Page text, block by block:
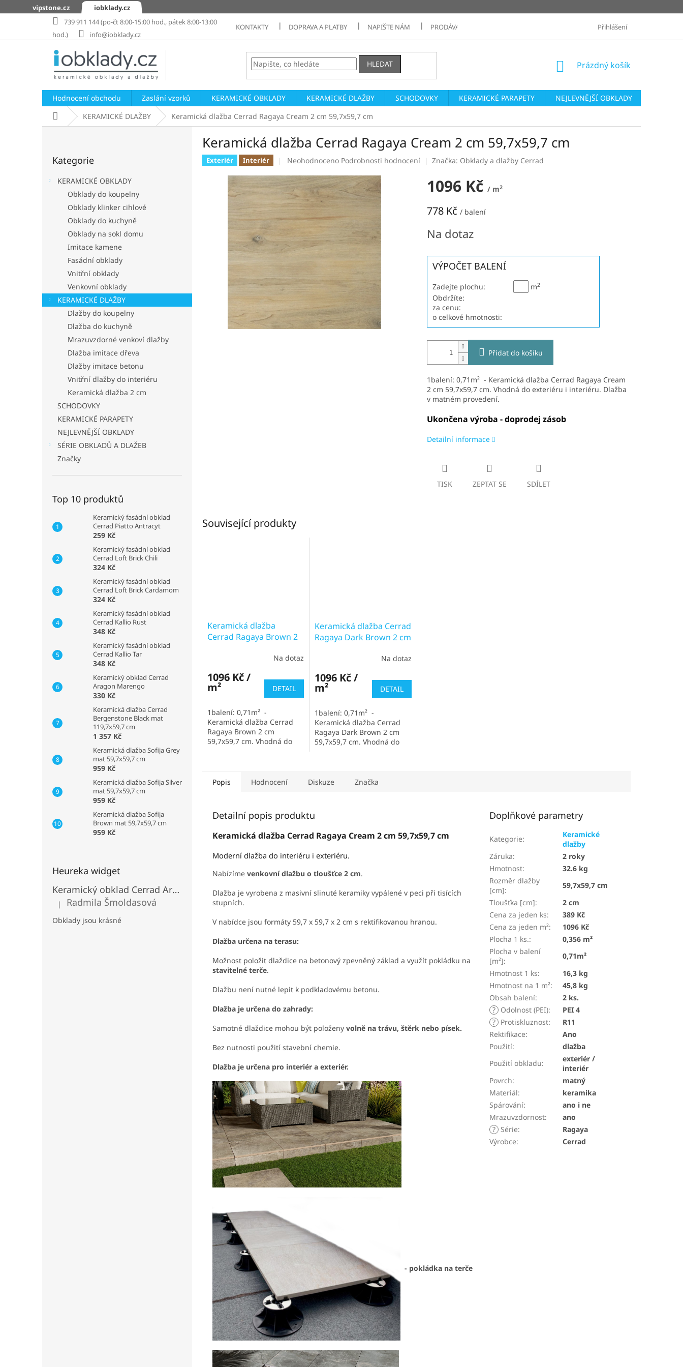
na
vipstone.cz
iobklady.cz
739 911 144 (po-čt 8:00-15:00 hod., pátek 8:00-13:00
hod.)
info@iobklady.cz
KONTAKTY DOPRAVA A PLATBY NAPIŠTE NÁM PRODÁVANÉ ZNAČKY ZASLÁNÍ VZORKŮ
Přihlášení
HLEDAT
NÁKUPNÍ
Prázdný košík
Hodnocení obchodu Zaslání vzorků KERAMICKÉ OBKLADY KERAMICKÉ DLAŽBY SCHODOVKY KERAMICKÉ PARAPETY NEJLEVNĚJŠÍ OBKLADY
Domů KERAMICKÉ DLAŽBY Keramická dlažba Cerrad Ragaya Cream 2 cm 59,7x59,7 cm
kategorie
Kategorie
KERAMICKÉ OBKLADY
Obklady do koupelny
Obklady klinker cihlové
Obklady do kuchyně
Obklady na sokl domu
Imitace kamene
Fasádní obklady
Vnitřní obklady
Venkovní obklady
KERAMICKÉ DLAŽBY
Dlažby do koupelny
Dlažba do kuchyně
Mrazuvzdorné venkoví dlažby
Dlažba imitace dřeva
Dlažby imitace betonu
Vnitřní dlažby do interiéru
Keramická dlažba 2 cm
SCHODOVKY
KERAMICKÉ PARAPETY
NEJLEVNĚJŠÍ OBKLADY
SÉRIE OBKLADŮ A DLAŽEB
Značky
Top 10 produktů
Keramický fasádní obklad
Cerrad Piatto Antracyt
259 Kč
Keramický fasádní obklad
Cerrad Loft Brick Chili
324 Kč
Keramický fasádní obklad
Cerrad Loft Brick Cardamom
324 Kč
Keramický fasádní obklad
Cerrad Kallio Rust
348 Kč
Keramický fasádní obklad
Cerrad Kallio Tar
348 Kč
Keramický obklad Cerrad
Aragon Marengo
330 Kč
Keramická dlažba Cerrad
Bergenstone Black mat
119,7x59,7 cm
1 357 Kč
Keramická dlažba Sofija Grey
mat 59,7x59,7 cm
959 Kč
Keramická dlažba Sofija Silver
mat 59,7x59,7 cm
959 Kč
Keramická dlažba Sofija
Brown mat 59,7x59,7 cm
959 Kč
Heureka widget
Keramický obklad Cerrad Aragon Savana
Hodnocení produktu je 5 z 5 hvězdiček.
| Radmila Šmoldasová
Obklady jsou krásné
Keramická dlažba Cerrad Ragaya Cream 2 cm 59,7x59,7 cm
Exteriér Interiér
Průměrné
produktu
je
0,0
5
hvězdiček.
Neohodnoceno Podrobnosti hodnocení Značka: Obklady a dlažby Cerrad
1096 Kč / m2
778 Kč / balení
cena:
Na dotaz
VÝPOČET BALENÍ
Zadejte plochu: m2
Obdržíte:
za cenu:
o celkové hmotnosti:
Přidat do košíku
1balení: 0,71m² - Keramická dlažba Cerrad Ragaya Cream
2 cm 59,7x59,7 cm. Vhodná do exteriéru i interiéru. Dlažba
v matném provedení.
Ukončena výroba - doprodej zásob
Detailní informace
TISK ZEPTAT SE SDÍLET
Související produkty
Keramická dlažba
Cerrad Ragaya Brown 2
Na dotaz
1096 Kč /
m² DETAIL
1balení: 0,71m² -
Keramická dlažba Cerrad
Ragaya Brown 2 cm
59,7x59,7 cm. Vhodná do
Keramická dlažba Cerrad
Ragaya Dark Brown 2 cm
Na dotaz
1096 Kč /
m² DETAIL
1balení: 0,71m² -
Keramická dlažba Cerrad
Ragaya Dark Brown 2 cm
59,7x59,7 cm. Vhodná do
Popis
Hodnocení Diskuze Značka
Detailní popis produktu
Keramická dlažba Cerrad Ragaya Cream 2 cm 59,7x59,7 cm
Moderní dlažba do interiéru i exteriéru.
Nabízíme venkovní dlažbu o tloušťce 2 cm.
Dlažba je vyrobena z masivní slinuté keramiky vypálené v peci při tisících
stupních.
V nabídce jsou formáty 59,7 x 59,7 x 2 cm s rektifikovanou hranou.
Dlažba určena na terasu:
Možnost položit dlaždice na betonový zpevněný základ a využít pokládku na
stavitelné terče.
Dlažbu není nutné lepit k podkladovému betonu.
Dlažba je určena do zahrady:
Samotné dlaždice mohou být položeny volně na trávu, štěrk nebo písek.
Bez nutnosti použití stavební chemie.
Dlažba je určena pro interiér a exteriér.
- pokládka na terče
Doplňkové parametry
Kategorie:
Keramické
dlažby
Záruka:
2 roky
Hmotnost:
32.6 kg
Rozměr dlažby
[cm]:
59,7x59,7 cm
Tloušťka [cm]:
2 cm
Cena za jeden ks:
389 Kč
Cena za jeden m²:
1096 Kč
Plocha 1 ks.:
0,356 m²
Plocha v balení
[m²]:
0,71m²
Hmotnost 1 ks:
16,3 kg
Hmotnost na 1 m²:
45,8 kg
Obsah balení:
2 ks.
? Odolnost (PEI):
PEI 4
? Protiskluznost:
R11
Rektifikace:
Ano
Použití:
dlažba
Použití obkladu:
exteriér /
interiér
Povrch:
matný
Materiál:
keramika
Spárování:
ano i ne
Mrazuvzdornost:
ano
? Série:
Ragaya
Výrobce: Cerrad